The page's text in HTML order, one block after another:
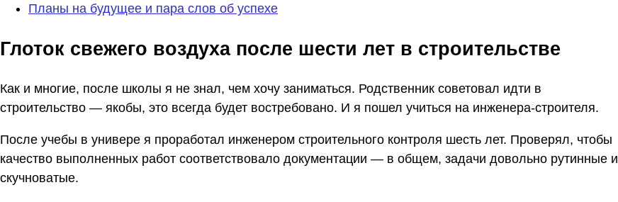
Планы на будущее и пара слов об успехе
Глоток свежего воздуха после шести лет в строительстве
Как и многие, после школы я не знал, чем хочу заниматься. Родственник советовал идти в
строительство — якобы, это всегда будет востребовано. И я пошел учиться на инженера-строителя.
После учебы в универе я проработал инженером строительного контроля шесть лет. Проверял, чтобы
качество выполненных работ соответствовало документации — в общем, задачи довольно рутинные и
скучноватые.